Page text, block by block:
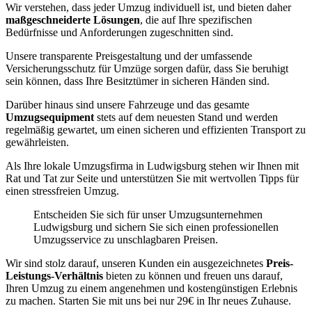
Wir verstehen, dass jeder Umzug individuell ist, und bieten daher
maßgeschneiderte Lösungen, die auf Ihre spezifischen
Bedürfnisse und Anforderungen zugeschnitten sind.
Unsere transparente Preisgestaltung und der umfassende
Versicherungsschutz für Umzüge sorgen dafür, dass Sie beruhigt
sein können, dass Ihre Besitztümer in sicheren Händen sind.
Darüber hinaus sind unsere Fahrzeuge und das gesamte
Umzugsequipment stets auf dem neuesten Stand und werden
regelmäßig gewartet, um einen sicheren und effizienten Transport zu
gewährleisten.
Als Ihre lokale Umzugsfirma in Ludwigsburg stehen wir Ihnen mit
Rat und Tat zur Seite und unterstützen Sie mit wertvollen Tipps für
einen stressfreien Umzug.
Entscheiden Sie sich für unser Umzugsunternehmen
Ludwigsburg und sichern Sie sich einen professionellen
Umzugsservice zu unschlagbaren Preisen.
Wir sind stolz darauf, unseren Kunden ein ausgezeichnetes Preis-
Leistungs-Verhältnis bieten zu können und freuen uns darauf,
Ihren Umzug zu einem angenehmen und kostengünstigen Erlebnis
zu machen. Starten Sie mit uns bei nur 29€ in Ihr neues Zuhause.